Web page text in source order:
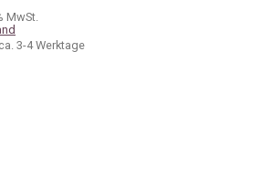
MwSt.
3-4 Werktage